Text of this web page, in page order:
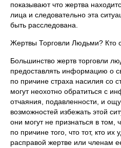
показывают что жертва
лица и следовательно эта
быть расследована.
Жертвы Торговли Людьми? Кто
Большинство жертв торговли
предоставлять информацию о
по причине страха насилия со
могут неохотно обратиться с
отчаяния, подавленности, и
возможностей избежать этой
они могут не признаться в том,
по причине того, что тот, кто их
расправой жертве или членам